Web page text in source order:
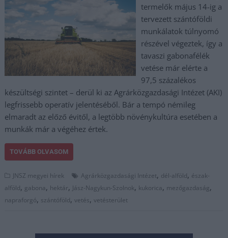
termelők május 14-ig a
tervezett szántóföldi
munkálatok túlnyomó
részével végeztek, így a
tavaszi gabonafélék
vetése már elérte a
97,5 százalékos
készültségi szintet – derül ki az Agrárközgazdasági Intézet (AKI)
legfrissebb operatív jelentéséből. Bár a tempó némileg
elmaradt az előző évitől, a legtöbb növénykultúra esetében a
munkák már a végéhez értek.
TOVÁBB OLVASOM
JNSZ megyei hírek Agrárközgazdasági Intézet, dél-alföld, észak-
alföld, gabona, hektár, Jász-Nagykun-Szolnok, kukorica, mezőgazdaság,
napraforgó, szántóföld,vetés,vetésterület